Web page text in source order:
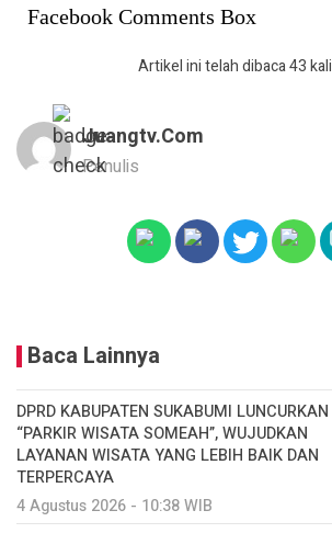
Facebook Comments Box
Artikel ini telah dibaca 43 kali
Juangtv.com
Penulis
Baca Lainnya
DPRD KABUPATEN SUKABUMI LUNCURKAN
“PARKIR WISATA SOMEAH”, WUJUDKAN
LAYANAN WISATA YANG LEBIH BAIK DAN
TERPERCAYA
4 Agustus 2026 - 10:38 WIB